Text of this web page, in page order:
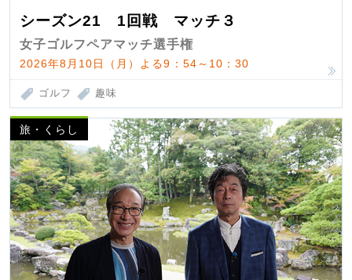
シーズン21 1回戦 マッチ３
女子ゴルフペアマッチ選手権
2026年8月10日（月）よる9：54～10：30
ゴルフ 趣味
旅・くらし